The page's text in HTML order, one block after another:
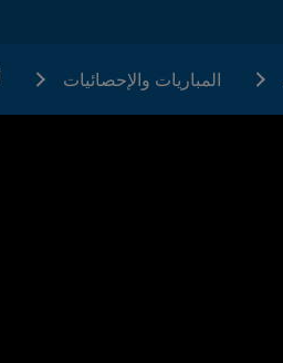
المباريات والإحصائيات